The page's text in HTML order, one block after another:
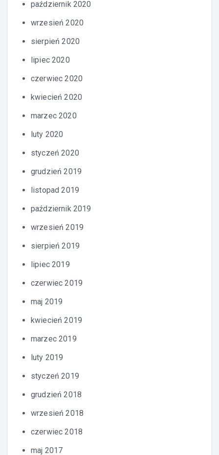
październik 2020
wrzesień 2020
sierpień 2020
lipiec 2020
czerwiec 2020
kwiecień 2020
marzec 2020
luty 2020
styczeń 2020
grudzień 2019
listopad 2019
październik 2019
wrzesień 2019
sierpień 2019
lipiec 2019
czerwiec 2019
maj 2019
kwiecień 2019
marzec 2019
luty 2019
styczeń 2019
grudzień 2018
wrzesień 2018
czerwiec 2018
maj 2017